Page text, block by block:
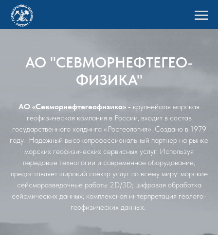
АО "СЕВМОРНЕФТЕГЕО-
ФИЗИКА"
АО «Севморнефтегеофизика» - крупнейшая морская
геофизическая компания в России, входит в состав
государственного холдинга «Росгеология». Создано в 1979
году. Надежный высокопрофессиональный партнер на рынке
морских геофизических сервисных услуг. Используя
передовые технологии и современное оборудование,
предоставляет широкий спектр услуг по всему миру: морские
сейсморазведочные работы 2D/3D; цифровая обработка
сейсмических данных; комплексная интерпретация геолого-
геофизических данных.